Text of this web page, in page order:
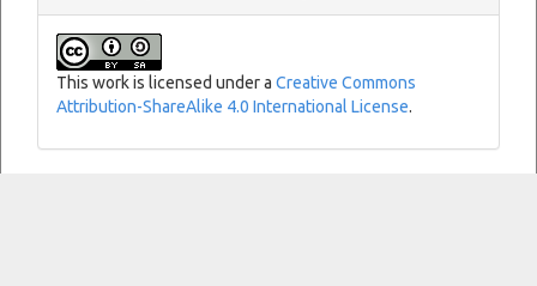
This work is licensed under a Creative Commons
Attribution-ShareAlike 4.0 International License.